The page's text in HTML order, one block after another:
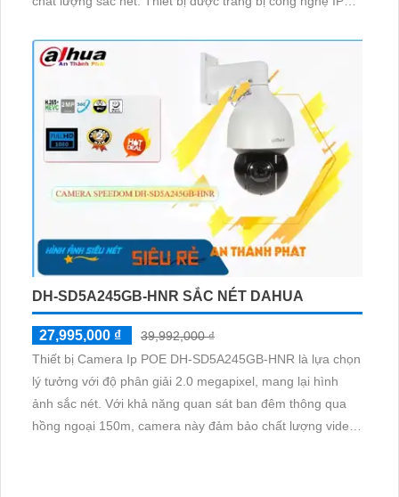
chất lượng
DH-SD5A245GB-HNR SẮC NÉT DAHUA
27,995,000 ₫
39,992,000 ₫
Thiết bị Camera Ip POE DH-SD5A245GB-HNR là lựa chọn
lý tưởng với độ phân giải 2.0 megapixel, mang lại hình
ảnh sắc nét. Với khả năng quan sát ban đêm thông qua
hồng ngoại 150m, camera này đảm bảo chất lượng video